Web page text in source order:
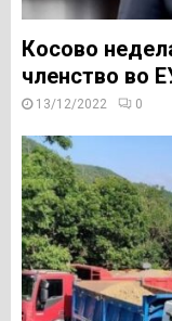
Косово
членство во
13/12/2022 0